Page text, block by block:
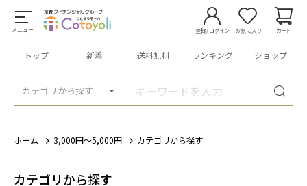
メニュー
カテゴリから探す
登録/ログイン お気に入り カート
トップ 新着 送料無料 ランキング ショップ
ホーム 3,000円～5,000円 カテゴリから探す
カテゴリから探す